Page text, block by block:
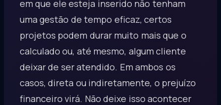
em que ele esteja inserido não tenham
uma gestão de tempo eficaz, certos
projetos podem durar muito mais que o
calculado ou, até mesmo, algum cliente
deixar de ser atendido. Em ambos os
casos, direta ou indiretamente, o prejuízo
financeiro virá. Não deixe isso acontecer